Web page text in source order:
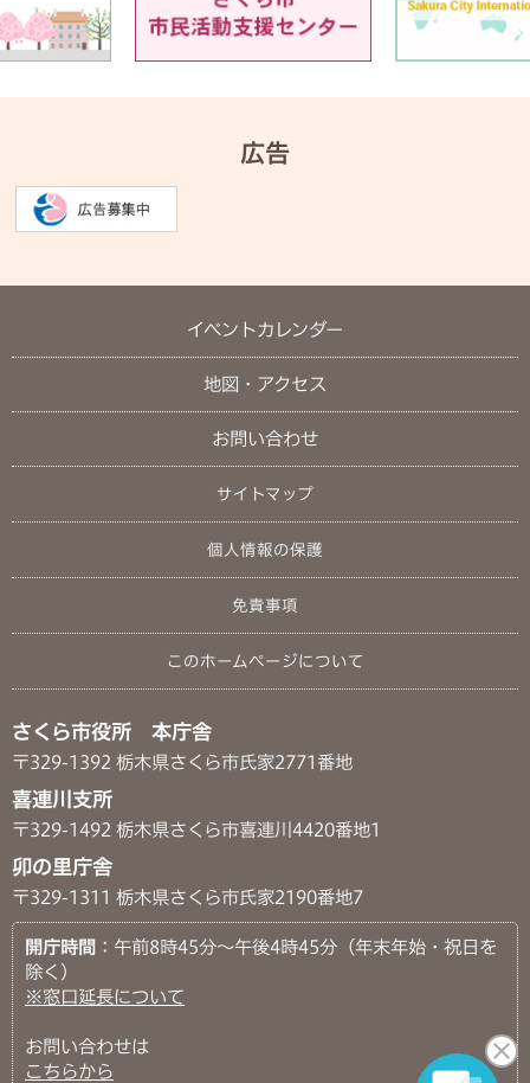
広告
イベントカレンダー
地図・アクセス
お問い合わせ
サイトマップ
個人情報の保護
免責事項
このホームページについて
さくら市役所 本庁舎
〒329-1392 栃木県さくら市氏家2771番地
喜連川支所
〒329-1492 栃木県さくら市喜連川4420番地1
卯の里庁舎
〒329-1311 栃木県さくら市氏家2190番地7
開庁時間 ：午前8時45分～午後4時45分（年末年始・祝日を
除く）
※窓口延長について
お問い合わせは
こちらから